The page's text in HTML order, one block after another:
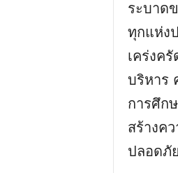
ระบาด
ทุกแห่ง
เคร่งค
บริหาร
การศึก
สร้างค
ปลอดภั